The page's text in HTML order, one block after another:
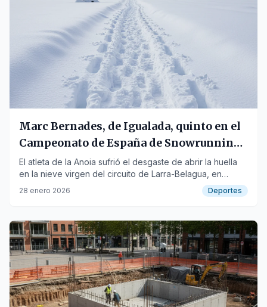
Marc Bernades, de Igualada, quinto en el
Campeonato de España de Snowrunning
2026
El atleta de la Anoia sufrió el desgaste de abrir la huella
en la nieve virgen del circuito de Larra-Belagua, en
Navarra.
28 enero 2026 Deportes